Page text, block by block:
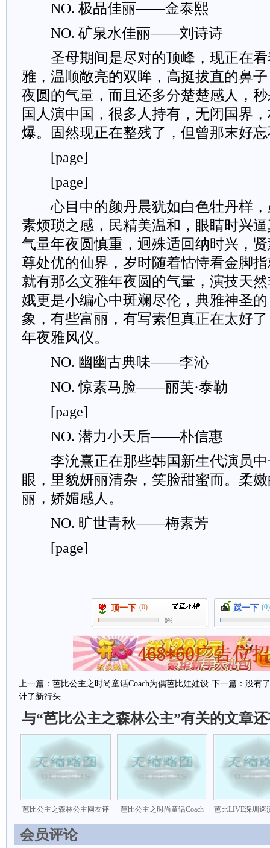
NO. 极品佳丽——金泰熙
NO. 矿泉水佳丽——刘诗诗
圣母期间是尽对的顶峰，现正在看
雅，温顺敞亮的双眸，高挺拔直的鼻
夜圆的气量，而且还多分楚楚感人，
国人演中国，很多人持有，无闭国界
爆。固然现正在整残了，但曾那末好
[page]
[page]
心目中的颜丹晨犹如白色牡丹样，
素烦琐之感，民精美温和，眼睛时兴
气量年夜圆慎重，迥殊适回纳时兴，
尊处优的仙界，岁时随着怙恃看金脚
就有那么文雅年夜圆的气量，演技天
娥更是小编心中斑斓尽伦，典雅神圣
象，有些富丽，有写素但真正在太好
年夜雅风仪。
NO. 幽幽古典味——李沁
NO. 惊素马脸——丽芙·泰勒
[page]
NO. 潜力小天后——朴信惠
李沇熹正在那些韩国新生代演员中
眼，里貌妍丽清杂，笑脸甜蜜而。柔
丽，娇媚感人。
NO. 旷世青秋——梅素芳
[page]
顶一下 (0)
0%
踩一下 (0)
上一篇： 芭比公主之时尚童话Coach为偶芭比娃娃设
计了新行头
下一篇：没有了
与“芭比公主之森林公主”有关的文章
芭比公主之森林公主网友评 芭比公主之时尚童话Coach 芭比LIVE深圳巡
会员评论